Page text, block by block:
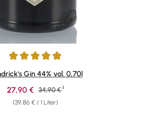
von 4.88 von 5 Sternen
Gin 44% vol. 0,70l
(39,86 € / 1 Liter)
Verkaufspreis:
27,90 € Regulärer Preis:
34,90 € 1